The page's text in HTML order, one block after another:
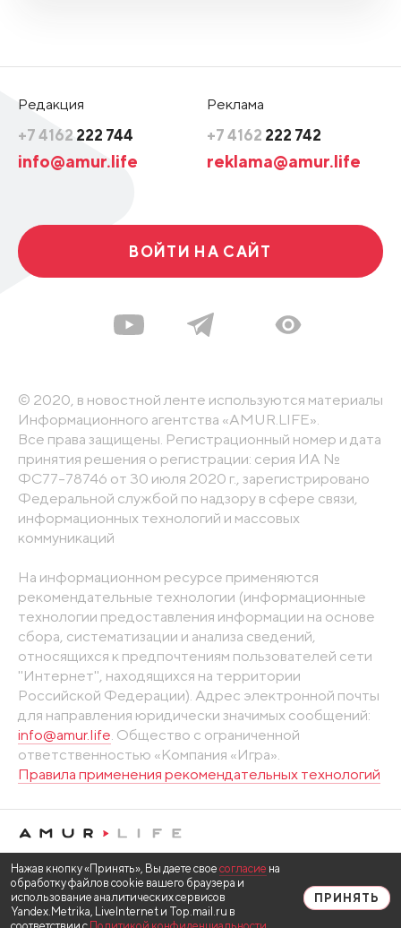
Редакция
+7 4162 222 744
info@amur.life
Реклама
+7 4162 222 742
reklama@amur.life
ВОЙТИ НА САЙТ
© 2020, в новостной ленте используются материалы
Информационного агентства «AMUR.LIFE».
Все права защищены. Регистрационный номер и дата
принятия решения о регистрации: серия ИА №
ФС77-78746 от 30 июля 2020 г., зарегистрировано
Федеральной службой по надзору в сфере связи,
информационных технологий и массовых
коммуникаций
На информационном ресурсе применяются
рекомендательные технологии (информационные
технологии предоставления информации на основе
сбора, систематизации и анализа сведений,
относящихся к предпочтениям пользователей сети
"Интернет", находящихся на территории
Российской Федерации). Адрес электронной почты
для направления юридически значимых сообщений:
info@amur.life . Общество с ограниченной
ответственностью «Компания «Игра».
Правила применения рекомендательных технологий
Нажав кнопку «Принять», Вы даете свое согласие на
обработку файлов cookie вашего браузера и
использование аналитических сервисов
Yandex.Metrika, LiveInternet и Top.mail.ru в
ПРИНЯТЬ